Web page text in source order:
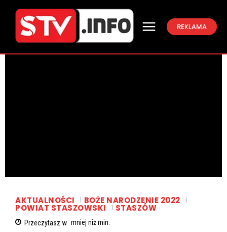
REKLAMA
AKTUALNOŚCI BOŻE NARODZENIE 2022
POWIAT STASZOWSKI STASZÓW
Przeczytasz w mniej niżmin.